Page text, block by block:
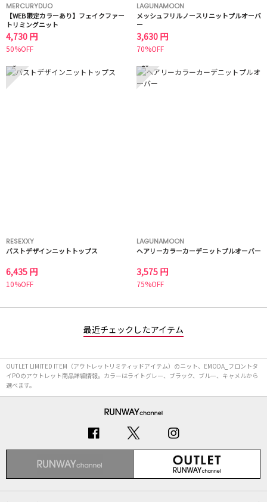
MERCURYDUO
【WEB限定カラーあり】フェイクファー
トリミングニット
4,730 円
50%OFF
LAGUNAMOON
メッシュフリルノースリニットプルオーバ
ー
3,630 円
70%OFF
9
RESEXXY
バストデザインニットトップス
6,435 円
10%OFF
10
LAGUNAMOON
ヘアリーカラーカーデニットプルオーバー
3,575 円
75%OFF
最近チェックしたアイテム
OUTLET LIMITED ITEM（アウトレットリミティッドアイテム）のニット、EMODA_フロントタ
イPOのアウトレット商品詳細情報。カラーはライトグレー、ブラック、ブルー、キャメルから
選べます。